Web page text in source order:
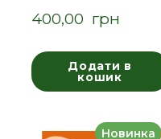
400,00  грн
Додати в
кошик
Новинка